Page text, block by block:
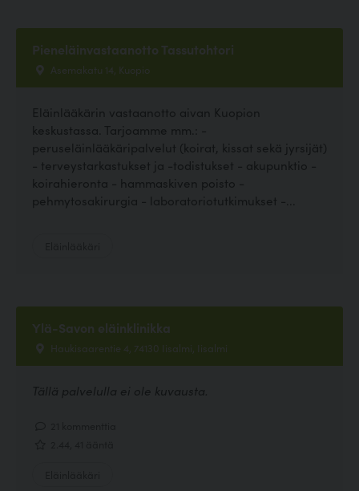
Pieneläinvastaanotto Tassutohtori
Asemakatu 14, Kuopio
Eläinlääkärin vastaanotto aivan Kuopion
keskustassa. Tarjoamme mm.: -
peruseläinlääkäripalvelut (koirat, kissat sekä jyrsijät)
- terveystarkastukset ja -todistukset - akupunktio -
koirahieronta - hammaskiven poisto -
pehmytosakirurgia - laboratoriotutkimukset -...
Ylä-Savon eläinklinikka
Haukisaarentie 4, 74130 Iisalmi, Iisalmi
Tällä palvelulla ei ole kuvausta.